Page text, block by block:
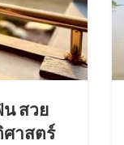
น สวย
ศาสตร์